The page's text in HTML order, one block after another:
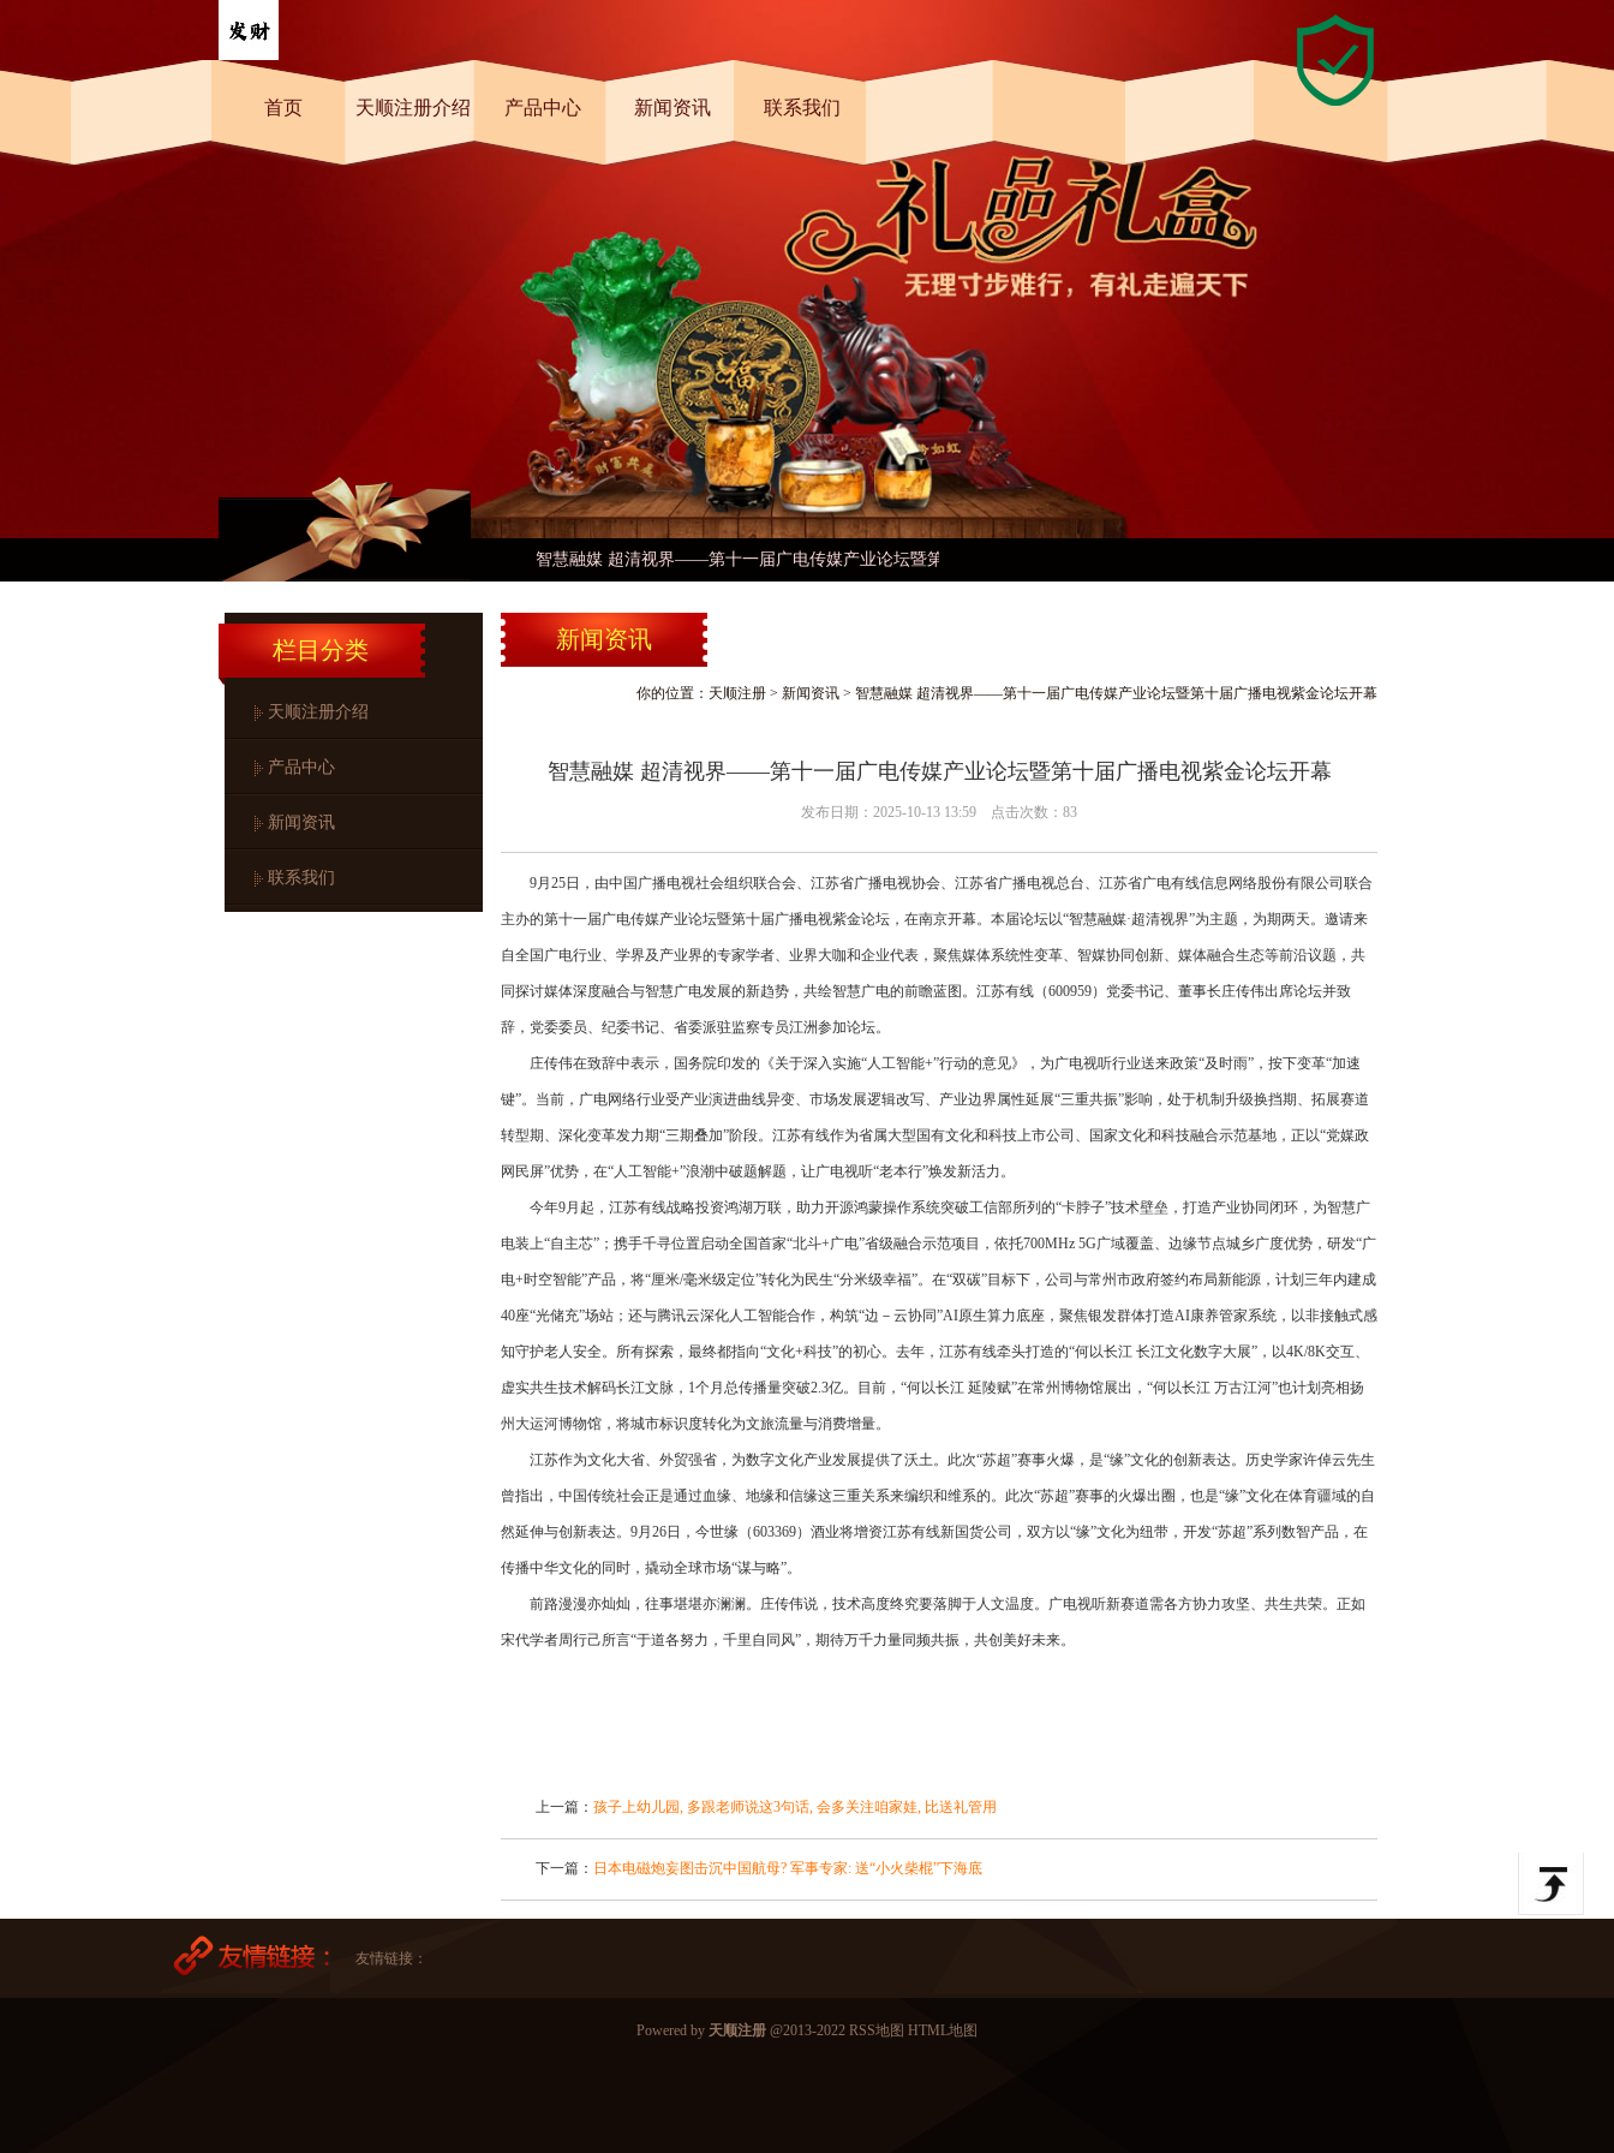
首页 天顺注册介绍 产品中心 新闻资讯 联系我们
智慧融媒 超清视界——第十一届广电传媒产业论坛暨第十届广播电视紫金论坛开幕
栏目分类
天顺注册介绍
产品中心
新闻资讯
联系我们
新闻资讯
你的位置： 天顺注册 > 新闻资讯 > 智慧融媒 超清视界——第十一届广电传媒产业论坛暨第十届广播电视紫金论坛开幕
智慧融媒 超清视界——第十一届广电传媒产业论坛暨第十届广播电视紫金论坛开幕
发布日期：2025-10-13 13:59 点击次数：83
9月25日，由中国广播电视社会组织联合会、江苏省广播电视协会、江苏省广播电视总台、江苏省广电有线信息网络股份有限公司联合
主办的第十一届广电传媒产业论坛暨第十届广播电视紫金论坛，在南京开幕。本届论坛以“智慧融媒·超清视界”为主题，为期两天。邀请来
自全国广电行业、学界及产业界的专家学者、业界大咖和企业代表，聚焦媒体系统性变革、智媒协同创新、媒体融合生态等前沿议题，共
同探讨媒体深度融合与智慧广电发展的新趋势，共绘智慧广电的前瞻蓝图。江苏有线（600959）党委书记、董事长庄传伟出席论坛并致
辞，党委委员、纪委书记、省委派驻监察专员江洲参加论坛。
庄传伟在致辞中表示，国务院印发的《关于深入实施“人工智能+”行动的意见》，为广电视听行业送来政策“及时雨”，按下变革“加速
键”。当前，广电网络行业受产业演进曲线异变、市场发展逻辑改写、产业边界属性延展“三重共振”影响，处于机制升级换挡期、拓展赛道
转型期、深化变革发力期“三期叠加”阶段。江苏有线作为省属大型国有文化和科技上市公司、国家文化和科技融合示范基地，正以“党媒政
网民屏”优势，在“人工智能+”浪潮中破题解题，让广电视听“老本行”焕发新活力。
今年9月起，江苏有线战略投资鸿湖万联，助力开源鸿蒙操作系统突破工信部所列的“卡脖子”技术壁垒，打造产业协同闭环，为智慧广
电装上“自主芯”；携手千寻位置启动全国首家“北斗+广电”省级融合示范项目，依托700MHz 5G广域覆盖、边缘节点城乡广度优势，研发“广
电+时空智能”产品，将“厘米/毫米级定位”转化为民生“分米级幸福”。在“双碳”目标下，公司与常州市政府签约布局新能源，计划三年内建成
40座“光储充”场站；还与腾讯云深化人工智能合作，构筑“边－云协同”AI原生算力底座，聚焦银发群体打造AI康养管家系统，以非接触式感
知守护老人安全。所有探索，最终都指向“文化+科技”的初心。去年，江苏有线牵头打造的“何以长江 长江文化数字大展”，以4K/8K交互、
虚实共生技术解码长江文脉，1个月总传播量突破2.3亿。目前，“何以长江 延陵赋”在常州博物馆展出，“何以长江 万古江河”也计划亮相扬
州大运河博物馆，将城市标识度转化为文旅流量与消费增量。
江苏作为文化大省、外贸强省，为数字文化产业发展提供了沃土。此次“苏超”赛事火爆，是“缘”文化的创新表达。历史学家许倬云先生
曾指出，中国传统社会正是通过血缘、地缘和信缘这三重关系来编织和维系的。此次“苏超”赛事的火爆出圈，也是“缘”文化在体育疆域的自
然延伸与创新表达。9月26日，今世缘（603369）酒业将增资江苏有线新国货公司，双方以“缘”文化为纽带，开发“苏超”系列数智产品，在
传播中华文化的同时，撬动全球市场“谋与略”。
前路漫漫亦灿灿，往事堪堪亦澜澜。庄传伟说，技术高度终究要落脚于人文温度。广电视听新赛道需各方协力攻坚、共生共荣。正如
宋代学者周行己所言“于道各努力，千里自同风”，期待万千力量同频共振，共创美好未来。
上一篇： 孩子上幼儿园, 多跟老师说这3句话, 会多关注咱家娃, 比送礼管用
下一篇： 日本电磁炮妄图击沉中国航母? 军事专家: 送“小火柴棍”下海底
友情链接：
Powered by 天顺注册 @2013-2022 RSS地图 HTML地图